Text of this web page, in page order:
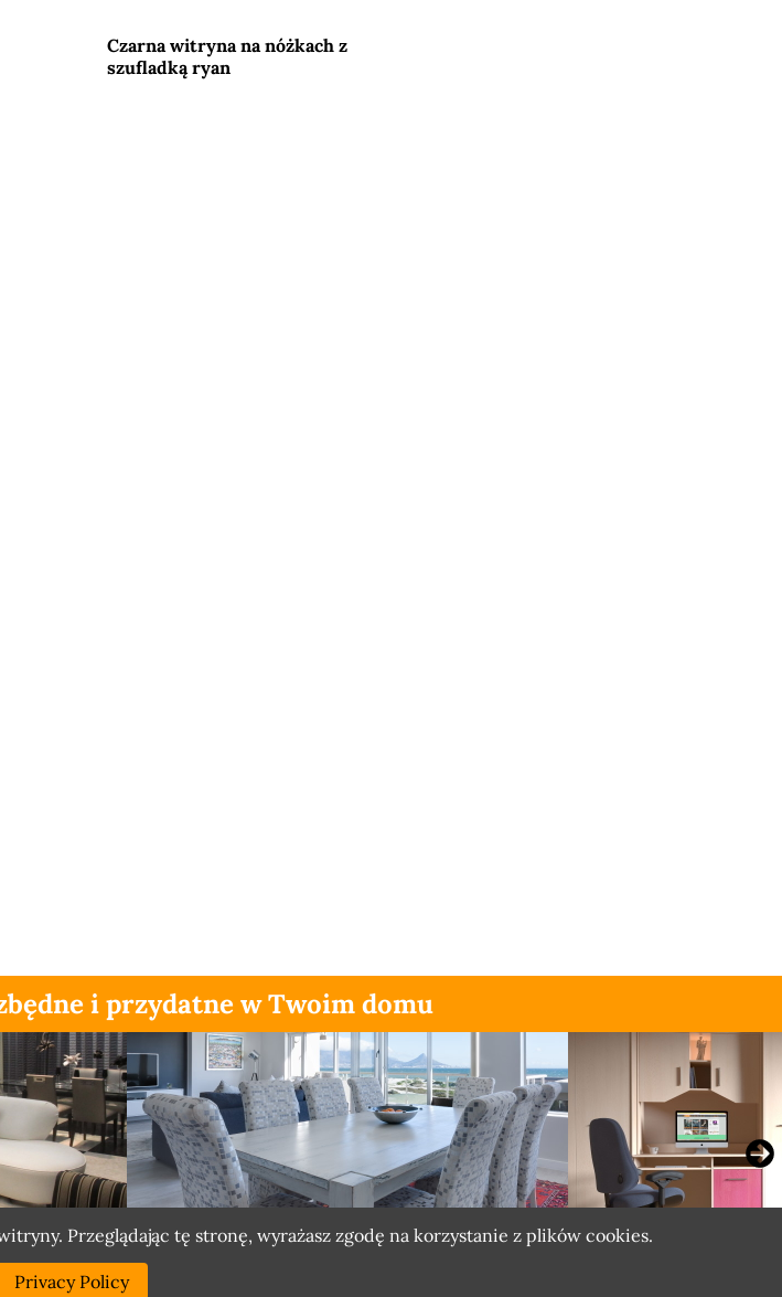
Czarna witryna na nóżkach z
szufladką ryan
i przydatne w Twoim domu
Przeglądając tę stronę, wyrażasz zgodę na korzystanie z plików cookies.
Privacy Policy